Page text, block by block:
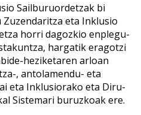
Sailburuordetzak bi
eta Inklusio
horri dagozkio enplegu-
hargatik eragotzi
heziketaren arloan
, antolamendu- eta
eta Inklusiorako eta Diru-
Sistemari buruzkoak ere.